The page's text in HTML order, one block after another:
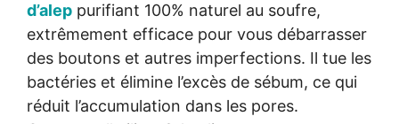
d’alep purifiant 100% naturel au soufre,
extrêmement efficace pour vous débarrasser
des boutons et autres imperfections. Il tue les
bactéries et élimine l’excès de sébum, ce qui
réduit l’accumulation dans les pores.